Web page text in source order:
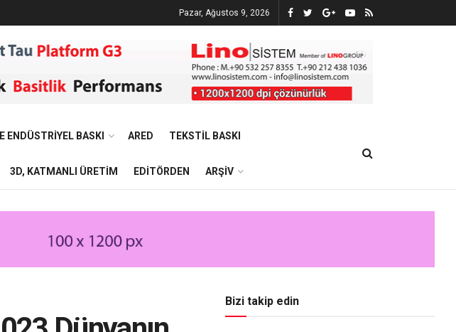
Pazar, Ağustos 9, 2026
ENDÜSTRIYEL BASKI ARED TEKSTIL BASKI
3D, KATMANLI ÜRETIM EDITÖRDEN ARŞIV
Bizi takip edin